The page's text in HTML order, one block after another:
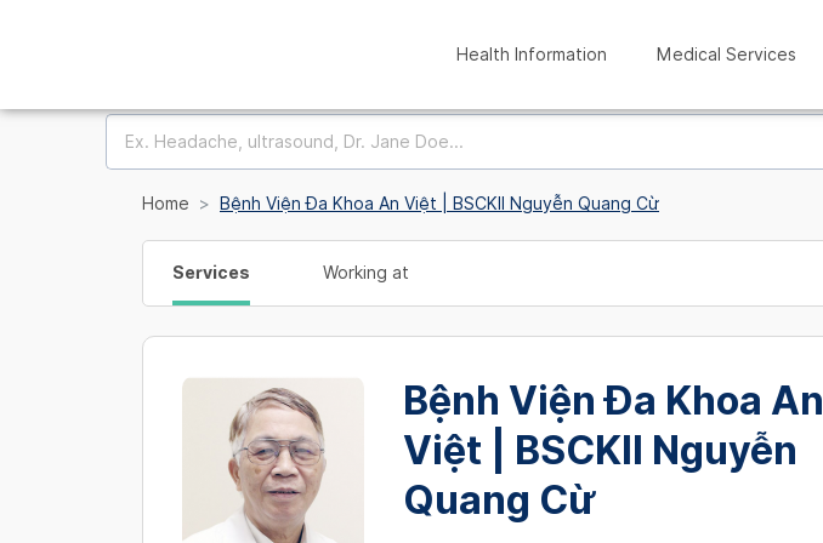
Health Information Medical Services
Home Bệnh Viện Đa Khoa An Việt | BSCKII Nguyễn Quang Cừ
Services Working at
Bệnh Viện Đa Khoa An
Việt | BSCKII Nguyễn
Quang Cừ